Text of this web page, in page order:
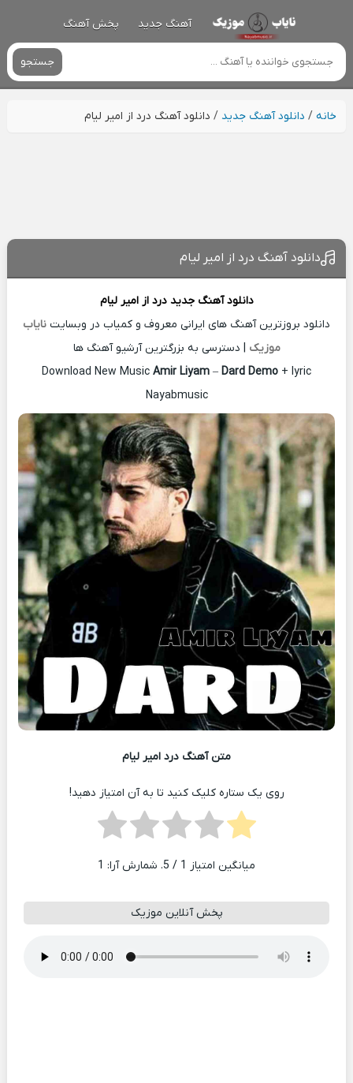
آهنگ جدید پخش آهنگ
جستجو
خانه/ دانلود آهنگ جدید / دانلود آهنگ درد از امیر لیام
دانلود آهنگ درد از امیر لیام
دانلود آهنگ جدید درد ازامیر لیام
دانلود بروزترین آهنگ های ایرانی معروف و کمیاب در وبسایت نایاب
موزیک | دسترسی به بزرگترین آرشیو آهنگ ها
Download New Music Amir Liyam – Dard Demo + lyric
Nayabmusic
متن آهنگ درد امیر لیام
روی یک ستاره کلیک کنید تا به آن امتیاز دهید!
میانگین امتیاز 1 / 5. شمارش آرا: 1
پخش آنلاین موزیک